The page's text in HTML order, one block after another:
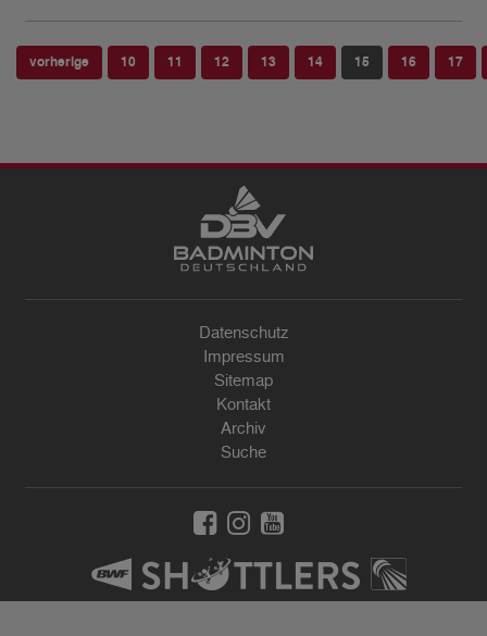
vorherige 10 11 12 13 14 15 16 17
Datenschutz
Impressum
Sitemap
Kontakt
Archiv
Suche